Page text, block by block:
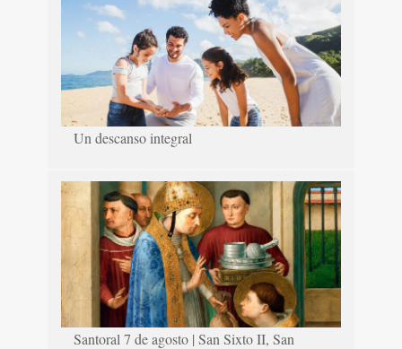
Un descanso integral
Santoral 7 de agosto | San Sixto II, San